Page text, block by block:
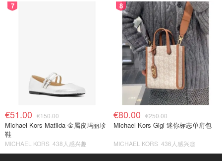
7
€51.00 €150.00
Michael Kors Matilda 金属皮玛丽珍
鞋
MICHAEL KORS 438人感兴趣
8
€80.00 €250.00
Michael Kors Gigi 迷你标志单肩包
MICHAEL KORS 436人感兴趣